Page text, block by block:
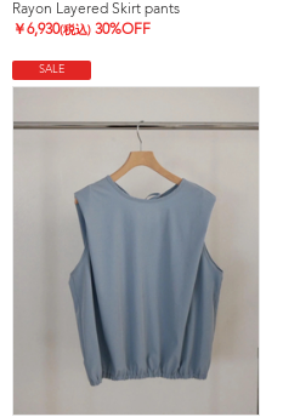
Rayon Layered Skirt pants
￥6,930(税込) 30%OFF
SALE